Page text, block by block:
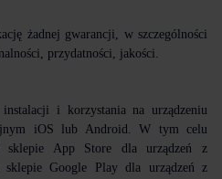
żadnej gwarancji, w szczególności
przydatności, jakości.
i korzystania na urządzeniu
iOS lub Android. W tym celu
sklepie App Store dla urządzeń z
Google Play dla urządzeń z